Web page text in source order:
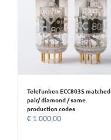
Telefunken ECC803S matched
pair/ diamond / same
production codes
€ 1.000,00